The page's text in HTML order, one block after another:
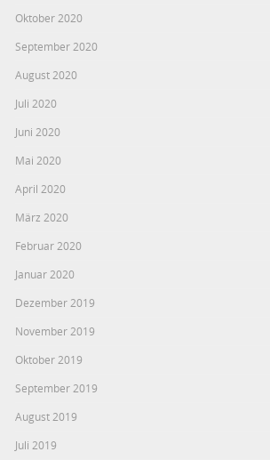
Oktober 2020
September 2020
August 2020
Juli 2020
Juni 2020
Mai 2020
April 2020
März 2020
Februar 2020
Januar 2020
Dezember 2019
November 2019
Oktober 2019
September 2019
August 2019
Juli 2019